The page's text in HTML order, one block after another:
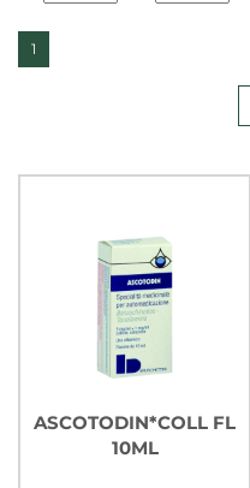
1
ASCOTODIN*COLL FL
10ML